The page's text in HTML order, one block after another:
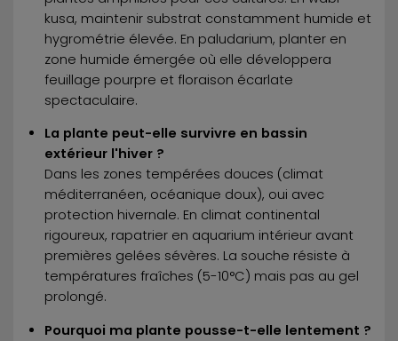
kusa, maintenir substrat constamment humide et
hygrométrie élevée. En paludarium, planter en
zone humide émergée où elle développera
feuillage pourpre et floraison écarlate
spectaculaire.
La plante peut-elle survivre en bassin
extérieur l'hiver ?
Dans les zones tempérées douces (climat
méditerranéen, océanique doux), oui avec
protection hivernale. En climat continental
rigoureux, rapatrier en aquarium intérieur avant
premières gelées sévères. La souche résiste à
températures fraîches (5-10°C) mais pas au gel
prolongé.
Pourquoi ma plante pousse-t-elle lentement ?